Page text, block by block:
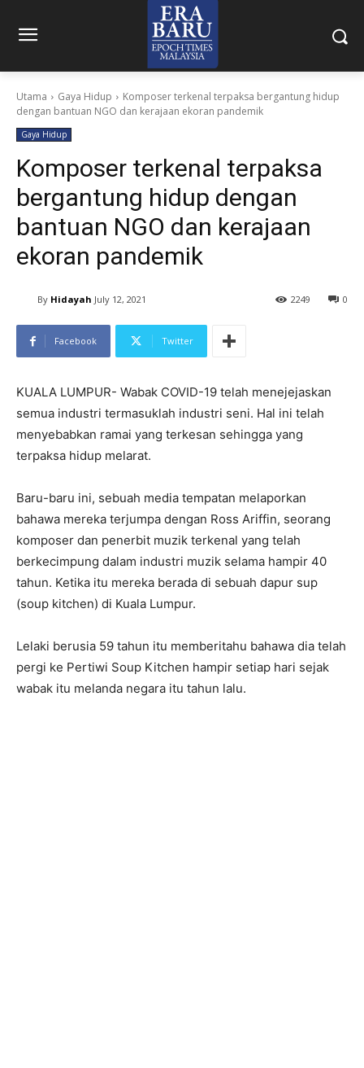
Utama Gaya Hidup
Komposer terkenal terpaksa bergantung hidup
dengan bantuan NGO dan kerajaan ekoran pandemik
Gaya Hidup
Komposer terkenal terpaksa
bergantung hidup dengan
bantuan NGO dan kerajaan
ekoran pandemik
By Hidayah July 12, 2021 0
2249
Facebook Twitter
KUALA LUMPUR- Wabak COVID-19 telah menejejaskan
semua industri termasuklah industri seni. Hal ini telah
menyebabkan ramai yang terkesan sehingga yang
terpaksa hidup melarat.
Baru-baru ini, sebuah media tempatan melaporkan
bahawa mereka terjumpa dengan Ross Ariffin, seorang
komposer dan penerbit muzik terkenal yang telah
berkecimpung dalam industri muzik selama hampir 40
tahun. Ketika itu mereka berada di sebuah dapur sup
(soup kitchen) di Kuala Lumpur.
Lelaki berusia 59 tahun itu memberitahu bahawa dia telah
pergi ke Pertiwi Soup Kitchen hampir setiap hari sejak
wabak itu melanda negara itu tahun lalu.